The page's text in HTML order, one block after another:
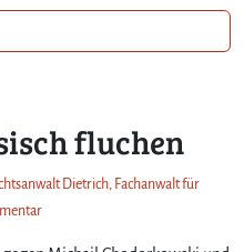
fluchen
Dietrich, Fachanwalt für
z